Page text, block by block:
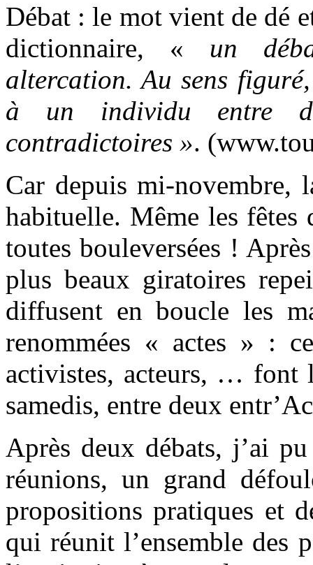
Débat : le mot vient de dé
dictionnaire, « un
altercation. Au sens
à un individu entre
contradictoires ».
Car depuis mi-novembre,
habituelle. Même les fêtes
toutes bouleversées !
plus beaux giratoires
diffusent en boucle les
renommées « actes » :
activistes, acteurs, … font
samedis, entre deux
Après deux débats, j’ai
réunions, un grand
propositions pratiques et
qui réunit l’ensemble des